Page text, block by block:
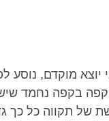
יוצא מוקדם,
בקפה נחמד שיש
של תקווה כל כך